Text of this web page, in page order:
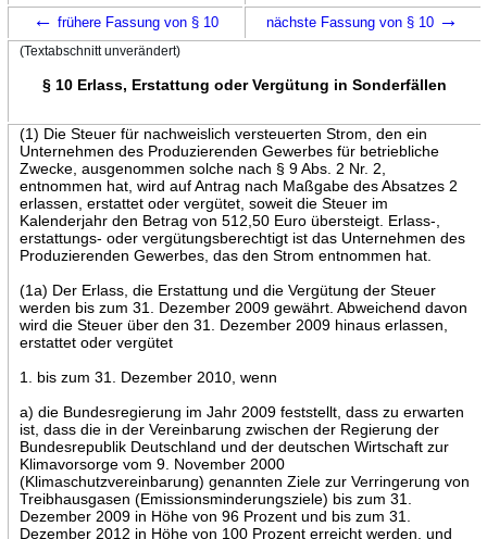
← frühere Fassung von § 10 nächste Fassung von § 10 →
(Textabschnitt unverändert)
§ 10 Erlass, Erstattung oder Vergütung in Sonderfällen
(1) Die Steuer für nachweislich versteuerten Strom, den ein
Unternehmen des Produzierenden Gewerbes für betriebliche
Zwecke, ausgenommen solche nach § 9 Abs. 2 Nr. 2,
entnommen hat, wird auf Antrag nach Maßgabe des Absatzes 2
erlassen, erstattet oder vergütet, soweit die Steuer im
Kalenderjahr den Betrag von 512,50 Euro übersteigt. Erlass-,
erstattungs- oder vergütungsberechtigt ist das Unternehmen des
Produzierenden Gewerbes, das den Strom entnommen hat.
(1a) Der Erlass, die Erstattung und die Vergütung der Steuer
werden bis zum 31. Dezember 2009 gewährt. Abweichend davon
wird die Steuer über den 31. Dezember 2009 hinaus erlassen,
erstattet oder vergütet
1. bis zum 31. Dezember 2010, wenn
a) die Bundesregierung im Jahr 2009 feststellt, dass zu erwarten
ist, dass die in der Vereinbarung zwischen der Regierung der
Bundesrepublik Deutschland und der deutschen Wirtschaft zur
Klimavorsorge vom 9. November 2000
(Klimaschutzvereinbarung) genannten Ziele zur Verringerung von
Treibhausgasen (Emissionsminderungsziele) bis zum 31.
Dezember 2009 in Höhe von 96 Prozent und bis zum 31.
Dezember 2012 in Höhe von 100 Prozent erreicht werden, und